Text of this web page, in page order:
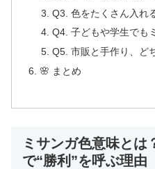
Q3. 色をたくさん入れ
Q4. 子どもや学生でも
Q5. 市販と手作り、ど
🌸 まとめ
ミサンガ色意味とは
で“勝利”を呼ぶ理由